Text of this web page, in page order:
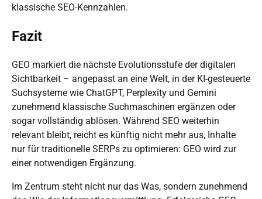
klassische SEO-Kennzahlen.
Fazit
GEO markiert die nächste Evolutionsstufe der digitalen
Sichtbarkeit – angepasst an eine Welt, in der KI-gesteuerte
Suchsysteme wie ChatGPT, Perplexity und Gemini
zunehmend klassische Suchmaschinen ergänzen oder
sogar vollständig ablösen. Während SEO weiterhin
relevant bleibt, reicht es künftig nicht mehr aus, Inhalte
nur für traditionelle SERPs zu optimieren: GEO wird zur
einer notwendigen Ergänzung.
Im Zentrum steht nicht nur das Was, sondern zunehmend